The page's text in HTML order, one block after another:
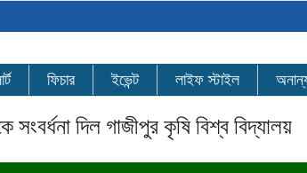
ফিচার ইভেন্ট লাইফ স্টাইল
সংবর্ধনা দিল গাজীপুর কৃষি বিশ্ব বিদ্যালয়